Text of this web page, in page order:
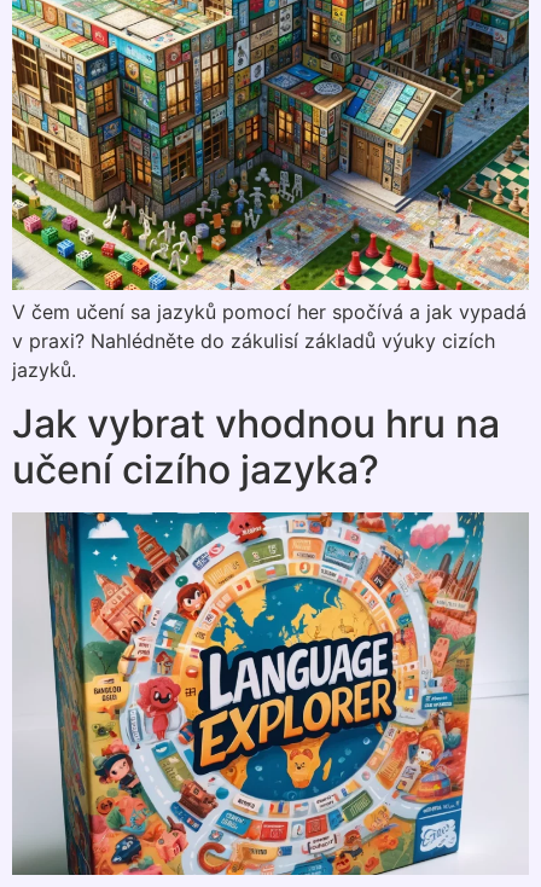
V čem učení sa jazyků pomocí her spočívá a jak vypadá
v praxi? Nahlédněte do zákulisí základů výuky cizích
jazyků.
Jak vybrat vhodnou hru na
učení cizího jazyka?